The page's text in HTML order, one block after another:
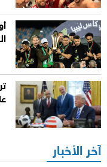
آخر الأخبار